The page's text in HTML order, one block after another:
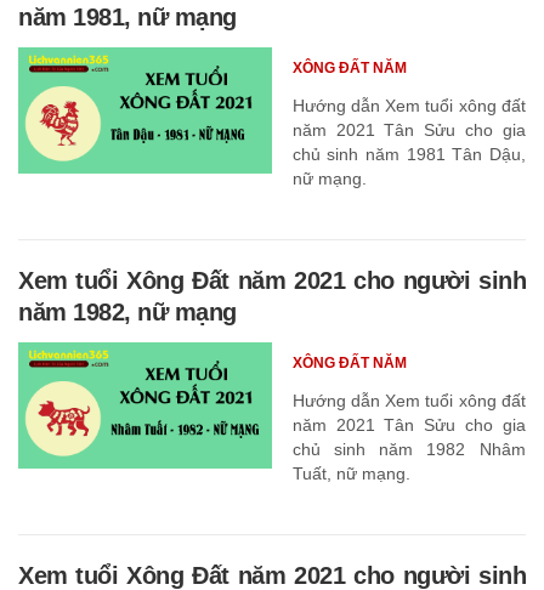
năm 1981, nữ mạng
Hướng dẫn Xem tuổi xông đất
năm 2021 Tân Sửu cho gia
chủ sinh năm 1981 Tân Dậu,
nữ mạng.
XÔNG ĐẤT NĂM
Xem tuổi Xông Đất năm 2021 cho người sinh
năm 1982, nữ mạng
Hướng dẫn Xem tuổi xông đất
năm 2021 Tân Sửu cho gia
chủ sinh năm 1982 Nhâm
Tuất, nữ mạng.
XÔNG ĐẤT NĂM
Xem tuổi Xông Đất năm 2021 cho người sinh